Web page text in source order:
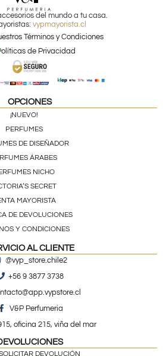
del mundo a tu casa.
vypmayorista.cl
Términos y Condiciones
de Privacidad
OPCIONES
¡NUEVO!
PERFUMES
DE DISEÑADOR
ÁRABES
NICHO
SECRET
MAYORISTA
DE DEVOLUCIONES
Y CONDICIONES
AL CLIENTE
@vyp_store.chile2
+56 9 3877 3738
V&P Perfumeria
oficina 215, viña del mar
DEVOLUCIÓN